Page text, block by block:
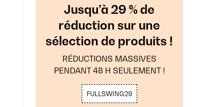
Jusqu’à 29 % de
réduction sur une
sélection de produits !
RÉDUCTIONS MASSIVES
PENDANT 48 H SEULEMENT !
FULLSWING29